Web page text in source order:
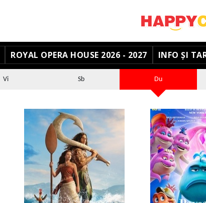
ROYAL OPERA HOUSE 2026 - 2027 INFO ȘI
Vi Sb Du